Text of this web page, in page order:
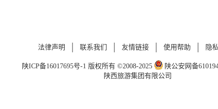
法律声明 联系我们 友情链接 使用帮助 隐
陕ICP备16017695号-1 版权所有 ©2008-2025
陕公安网备
陕西旅游集团有限公司